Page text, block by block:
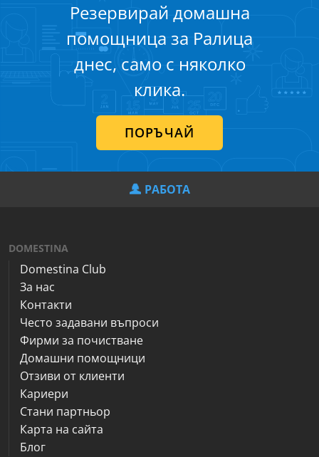
Резервирай домашна
помощница за Ралица
днес, само с няколко
клика.
ПОРЪЧАЙ
РАБОТА
DOMESTINA
Domestina Club
За нас
Контакти
Често задавани въпроси
Фирми за почистване
Домашни помощници
Отзиви от клиенти
Кариери
Стани партньор
Карта на сайта
Блог